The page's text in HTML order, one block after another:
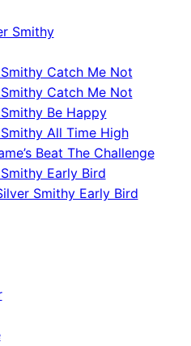
Smithy
Catch Me Not
Catch Me Not
Be Happy
All Time High
Beat The Challenge
Early Bird
Smithy Early Bird